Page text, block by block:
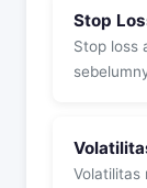
Stop
Stop loss
Volatilitas